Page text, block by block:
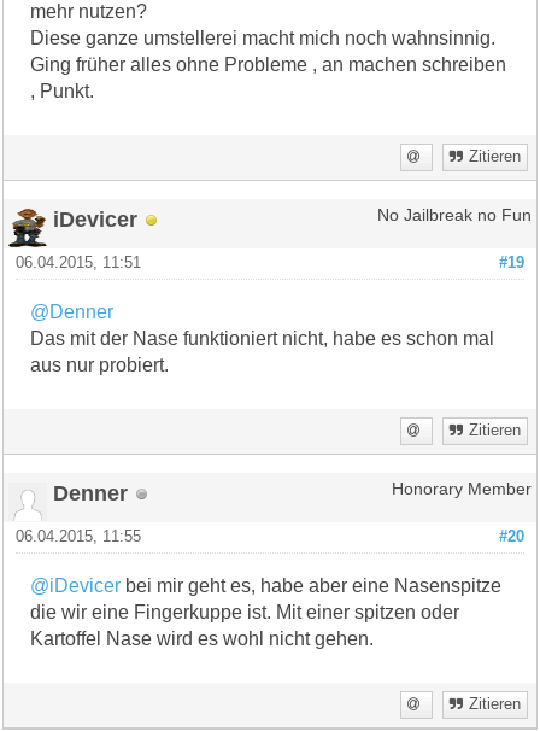
mehr nutzen?
Diese ganze umstellerei macht mich noch wahnsinnig.
Ging früher alles ohne Probleme , an machen schreiben
, Punkt.
Zitieren
iDevicer No Jailbreak no Fun
#19
06.04.2015, 11:51
@Denner
Das mit der Nase funktioniert nicht, habe es schon mal
aus nur probiert.
Zitieren
Denner Honorary Member
#20
06.04.2015, 11:55
@iDevicer bei mir geht es, habe aber eine Nasenspitze
die wir eine Fingerkuppe ist. Mit einer spitzen oder
Kartoffel Nase wird es wohl nicht gehen.
Zitieren